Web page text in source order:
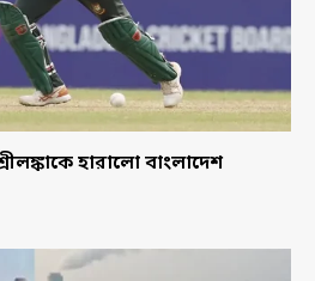
হারালো বাংলাদেশ